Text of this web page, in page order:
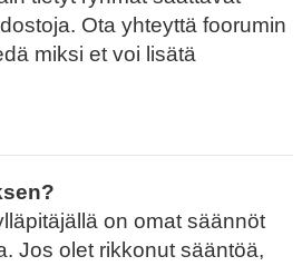
Ota yhteyttä foorumin
miksi et voi lisätä
on omat säännöt
Jos olet rikkonut sääntöä,